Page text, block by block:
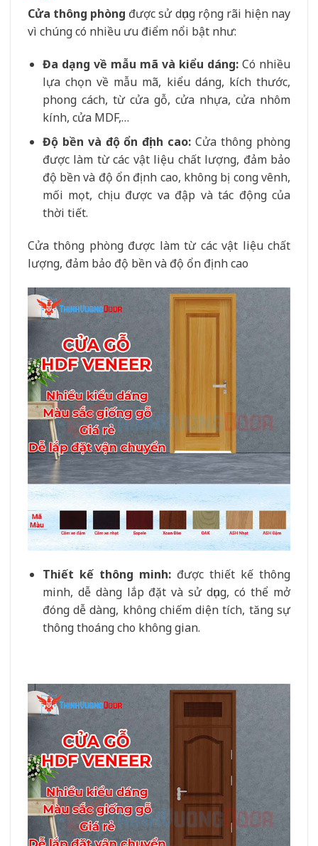
Cửa thông phòng được sử dụng rộng rãi hiện nay
vì chúng có nhiều ưu điểm nổi bật như:
Đa dạng về mẫu mã và kiểu dáng:Có nhiều
lựa chọn về mẫu mã, kiểu dáng, kích thước,
phong cách, từ cửa gỗ, cửa nhựa, cửa nhôm
kính, cửa MDF,…
Độ bền và độ ổn định cao:Cửa thông phòng
được làm từ các vật liệu chất lượng, đảm bảo
độ bền và độ ổn định cao, không bị cong vênh,
mối mọt, chịu được va đập và tác động của
thời tiết.
Cửa thông phòng được làm từ các vật liệu chất
lượng, đảm bảo độ bền và độ ổn định cao
Thiết kế thông minh:được thiết kế thông
minh, dễ dàng lắp đặt và sử dụng, có thể mở
đóng dễ dàng, không chiếm diện tích, tăng sự
thông thoáng cho không gian.